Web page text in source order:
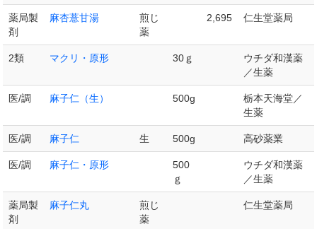
薬局製
剤
麻杏薏甘湯
煎じ
薬
2,695 仁生堂薬局
2類 マクリ・原形 30ｇ
ウチダ和漢薬
／生薬
医/調 麻子仁（生） 500g
栃本天海堂／
生薬
医/調 麻子仁 生 500g 高砂薬業
医/調 麻子仁・原形
500
ｇ
ウチダ和漢薬
／生薬
薬局製
剤
麻子仁丸
煎じ
薬
仁生堂薬局